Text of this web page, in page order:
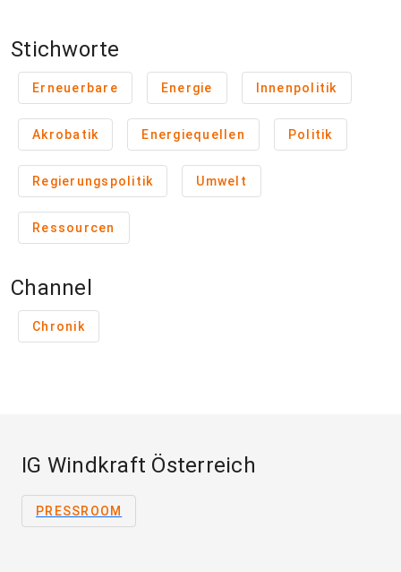
Stichworte
Erneuerbare Energie Innenpolitik
Akrobatik Energiequellen Politik
Regierungspolitik Umwelt
Ressourcen
Channel
Chronik
IG Windkraft Österreich
PRESSROOM